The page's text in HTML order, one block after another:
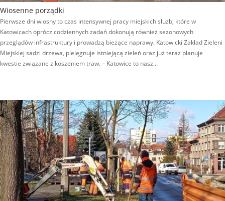
Wiosenne porządki
Pierwsze dni wiosny to czas intensywnej pracy miejskich służb, które w
Katowicach oprócz codziennych zadań dokonują również sezonowych
przeglądów infrastruktury i prowadzą bieżące naprawy. Katowicki Zakład Zieleni
Miejskiej sadzi drzewa, pielęgnuje istniejącą zieleń oraz już teraz planuje
kwestie związane z koszeniem traw. – Katowice to nasz…